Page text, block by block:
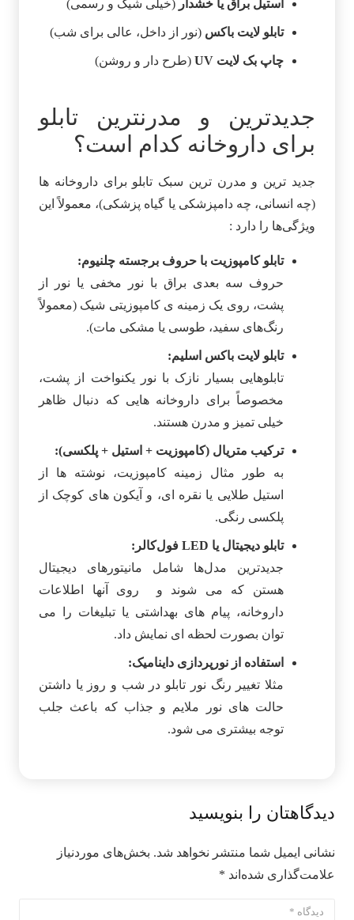
استیل براق یا خشدار (خیلی شیک و رسمی)
تابلو لایت‌ باکس (نور از داخل، عالی برای شب)
چاپ بک‌ لایت UV (طرح‌ دار و روشن)
جدیدترین و مدرنترین تابلو
برای داروخانه کدام است؟
جدید ترین و مدرن‌ ترین سبک تابلو برای داروخانه‌ ها
(چه انسانی، چه دامپزشکی یا گیاه‌ پزشکی)، معمولاً این
ویژگی‌ها را دارد :
تابلو کامپوزیت با حروف برجسته چلنیوم:
حروف سه‌ بعدی براق با نور مخفی یا نور از
پشت، روی یک زمینه‌ ی کامپوزیتی شیک (معمولاً
رنگ‌های سفید، طوسی یا مشکی مات).
تابلو لایت‌ باکس اسلیم:
تابلوهایی بسیار نازک با نور یکنواخت از پشت،
مخصوصاً برای داروخانه‌ هایی که دنبال ظاهر
خیلی تمیز و مدرن هستند.
ترکیب متریال (کامپوزیت + استیل + پلکسی):
به طور مثال زمینه کامپوزیت، نوشته‌ ها از
استیل طلایی یا نقره‌ ای، و آیکون‌ های کوچک از
پلکسی رنگی.
تابلو دیجیتال یا LED فول‌کالر:
جدیدترین مدل‌ها شامل مانیتورهای دیجیتال
هستن که می شوند و روی آنها اطلاعات
داروخانه، پیام‌ های بهداشتی یا تبلیغات را می
توان بصورت لحظه‌ ای نمایش داد.
استفاده از نورپردازی داینامیک:
مثلا تغییر رنگ نور تابلو در شب و روز یا داشتن
حالت‌ های نور ملایم و جذاب که باعث جلب
توجه بیشتری می شود.
دیدگاهتان را بنویسید
نشانی ایمیل شما منتشر نخواهد شد. بخش‌های موردنیاز
علامت‌گذاری شده‌اند *